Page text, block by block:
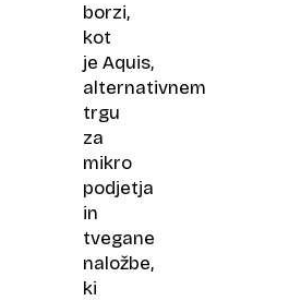
borzi,
kot
je Aquis,
alternativnem
trgu
za
mikro
podjetja
in
tvegane
naložbe,
ki